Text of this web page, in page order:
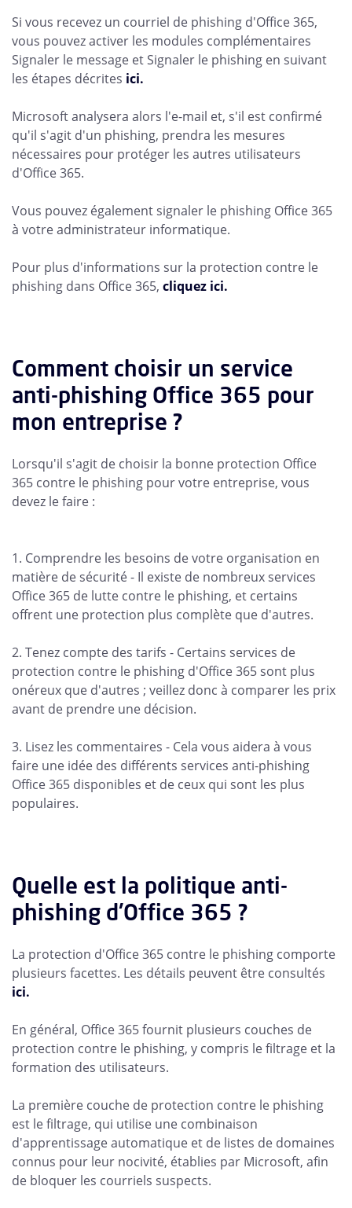
Si vous recevez un courriel de phishing d'Office 365,
vous pouvez activer les modules complémentaires
Signaler le message et Signaler le phishing en suivant
les étapes décrites ici.
Microsoft analysera alors l'e-mail et, s'il est confirmé
qu'il s'agit d'un phishing, prendra les mesures
nécessaires pour protéger les autres utilisateurs
d'Office 365.
Vous pouvez également signaler le phishing Office 365
à votre administrateur informatique.
Pour plus d'informations sur la protection contre le
phishing dans Office 365, cliquez ici.
Comment choisir un service
anti-phishing Office 365 pour
mon entreprise ?
Lorsqu'il s'agit de choisir la bonne protection Office
365 contre le phishing pour votre entreprise, vous
devez le faire :
1. Comprendre les besoins de votre organisation en
matière de sécurité - Il existe de nombreux services
Office 365 de lutte contre le phishing, et certains
offrent une protection plus complète que d'autres.
2. Tenez compte des tarifs - Certains services de
protection contre le phishing d'Office 365 sont plus
onéreux que d'autres ; veillez donc à comparer les prix
avant de prendre une décision.
3. Lisez les commentaires - Cela vous aidera à vous
faire une idée des différents services anti-phishing
Office 365 disponibles et de ceux qui sont les plus
populaires.
Quelle est la politique anti-
phishing d'Office 365 ?
La protection d'Office 365 contre le phishing comporte
plusieurs facettes. Les détails peuvent être consultés
ici.
En général, Office 365 fournit plusieurs couches de
protection contre le phishing, y compris le filtrage et la
formation des utilisateurs.
La première couche de protection contre le phishing
est le filtrage, qui utilise une combinaison
d'apprentissage automatique et de listes de domaines
connus pour leur nocivité, établies par Microsoft, afin
de bloquer les courriels suspects.